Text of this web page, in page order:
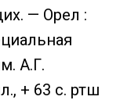
— Орел :
А.Г.
+ 63 с. ртш